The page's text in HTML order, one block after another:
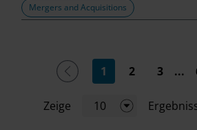
Mergers and Acquisitions
1 (current)
2 3 ...
Zeige 10